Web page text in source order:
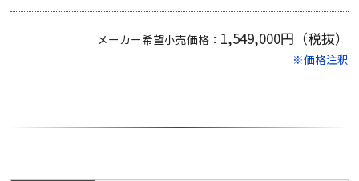
メーカー希望小売価格： 1,549,000円（税抜）
※価格注釈